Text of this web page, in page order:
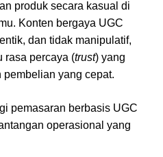
produk secara kasual di
Konten bergaya UGC
dan tidak manipulatif,
rasa percaya (trust) yang
pembelian yang cepat.
pemasaran berbasis UGC
operasional yang